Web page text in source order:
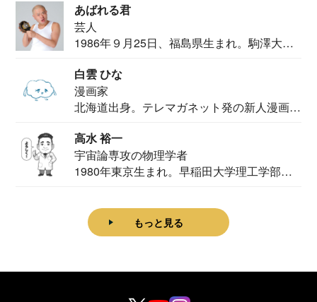
あばれる君
芸人
1986年９月25日、福島県生まれ。駒澤大学
白雲 ひな
漫画家
北海道出身。テレマガネット発の新人漫画
高水 裕一
宇宙論専攻の物理学者
1980年東京生まれ。早稲田大学理工学部物
もっと見る